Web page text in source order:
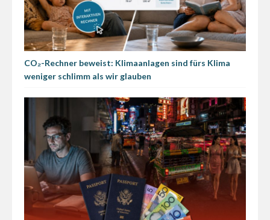
CO₂-Rechner beweist: Klimaanlagen sind fürs Klima
weniger schlimm als wir glauben